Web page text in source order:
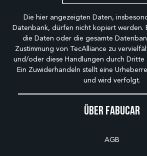
Über Fabucar
AGB
Die hier angezeigten Daten,
Datenbank, dürfen nicht kopiert werden.
die Daten oder die gesamte
Zustimmung von TecAlliance zu
und/oder diese Handlungen durch Dritte
Ein Zuwiderhandeln stellt eine
und wird verfolgt.